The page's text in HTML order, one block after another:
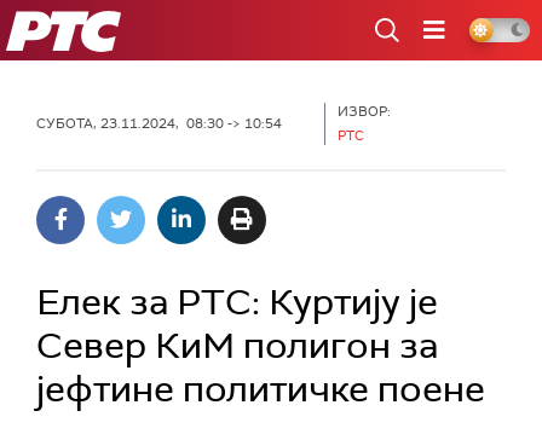
РТС
СУБОТА, 23.11.2024, 08:30 -> 10:54
ИЗВОР:
РТС
Елек за РТС: Куртију је
Север КиМ полигон за
јефтине политичке поене